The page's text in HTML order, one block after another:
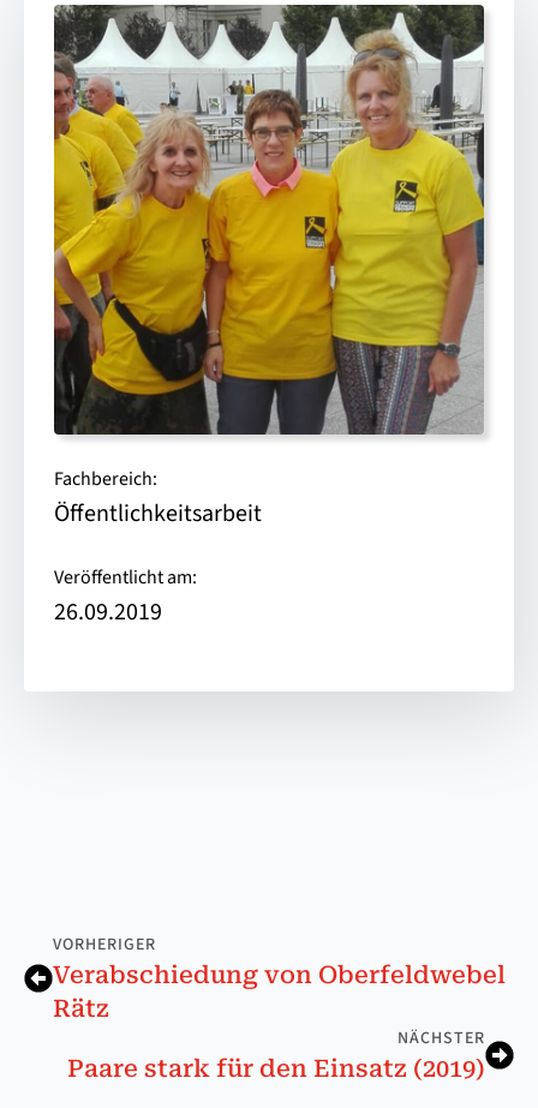
Fachbereich:
Öffentlichkeitsarbeit
Veröffentlicht am:
26.09.2019
VORHERIGER
Ver­ab­schie­dung von Ober­feld­we­bel
Rätz
NÄCHSTER
Paare stark für den Einsatz (2019)